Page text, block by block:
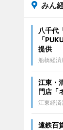
みん
八千代
「
提供
船橋経済
江東・
門店「
江東経済
遠鉄百